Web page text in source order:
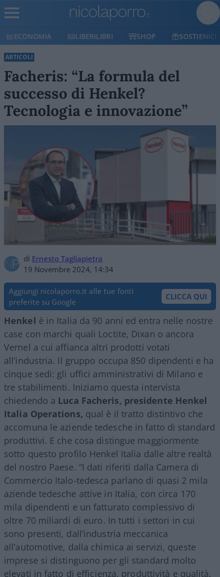
ECONOMIA LIBERILIBRI SHOP SOSTIENICI
ARTICOLI
Facheris: “La formula del
successo di Henkel?
Tecnologia e innovazione”
di Ernesto Tagliapietra
19 Novembre 2024, 14:34
Aggiungi nicolaporro.it alle tue fonti
preferite su Google
CLICCA QUI
Henkel è in Italia da 90 anni ed entra nelle nostre
case con marchi quali Loctite, Dixan o ancora
Vernel a cui affianca altri prodotti votati
all’industria. Il gruppo occupa 850 dipendenti e ha
cinque sedi: gli uffici amministrativi di Milano e
tre stabilimenti. Iniziamo questa intervista
chiedendo a Luca Facheris, presidente Henkel
Italia Operations, qual è il tratto distintivo che
accomuna le aziende tedesche in fatto di standard
produttivi. E che cosa distingue maggiormente
sotto questo profilo Henkel Italia dalle altre realtà
del nostro Paese. “I dati riferiti dalla Camera di
Commercio Italo-tedesca parlano di quasi 2 mila
aziende tedesche attive in Italia, con circa 170
mila dipendenti e un fatturato complessivo di
oltre 70 miliardi di euro. In tutti i settori in cui
sono presenti, dall’industria meccanica
all’automotive, dalla chimica ai servizi, queste
imprese si distinguono per gli standard molto
elevati in fatto di efficienza, produttività e qualità.